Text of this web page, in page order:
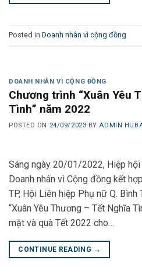
Posted in Doanh nhân vì cộng đồng
DOANH NHÂN VÌ CỘNG ĐỒNG
Chương trình “Xuân Yêu
Tình” năm 2022
POSTED ON 24/09/2023 BYADMIN
Sáng ngày 20/01/2022, Hiệp
Doanh nhân vì Cộng đồng kết
TP, Hội Liên hiệp Phụ nữ Q.
“Xuân Yêu Thương – Tết Nghĩa
mặt và quà Tết 2022 cho…
CONTINUE READING →